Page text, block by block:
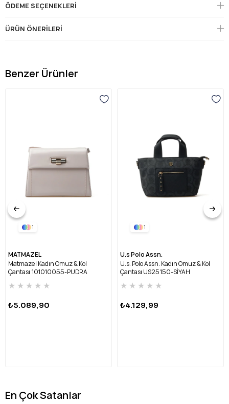
ÖDEME SEÇENEKLERI
ÜRÜN ÖNERILERI
Benzer Ürünler
1
MATMAZEL
Matmazel Kadın Omuz & Kol
Çantası 101010055-PUDRA
★ ★ ★ ★ ★
₺5.089,90
1
U.s Polo Assn.
U.s. Polo Assn. Kadın Omuz & Kol
Çantası US25150-SİYAH
★ ★ ★ ★ ★
₺4.129,99
En Çok Satanlar